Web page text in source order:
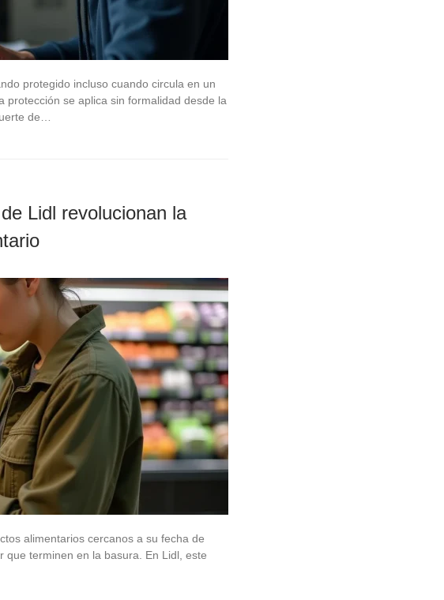
protegido incluso cuando circula en un
protección se aplica sin formalidad desde la
de…
Lidl revolucionan la
alimentarios cercanos a su fecha de
terminen en la basura. En Lidl, este